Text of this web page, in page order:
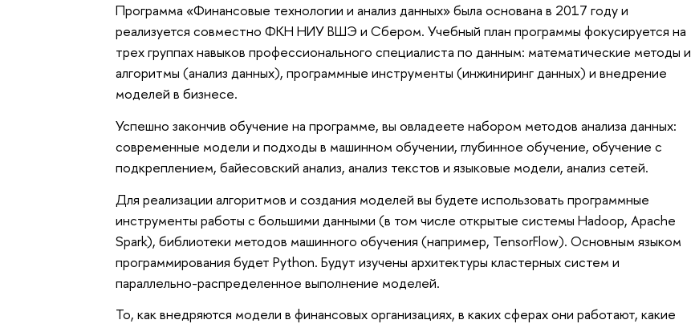
Программа «Финансовые технологии и анализ данных» была основана в 2017 году и
реализуется совместно ФКН НИУ ВШЭ и Сбером. Учебный план программы фокусируется на
трех группах навыков профессионального специалиста по данным: математические методы и
алгоритмы (анализ данных), программные инструменты (инжиниринг данных) и внедрение
моделей в бизнесе.
Успешно закончив обучение на программе, вы овладеете набором методов анализа данных:
современные модели и подходы в машинном обучении, глубинное обучение, обучение с
подкреплением, байесовский анализ, анализ текстов и языковые модели, анализ сетей.
Для реализации алгоритмов и создания моделей вы будете использовать программные
инструменты работы с большими данными (в том числе открытые системы Hadoop, Apache
Spark), библиотеки методов машинного обучения (например, TensorFlow). Основным языком
программирования будет Python. Будут изучены архитектуры кластерных систем и
параллельно-распределенное выполнение моделей.
То, как внедряются модели в финансовых организациях, в каких сферах они работают, какие